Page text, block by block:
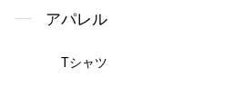
アパレル
Tシャツ